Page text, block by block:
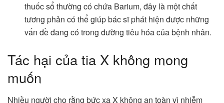
thuốc sổ thường có chứa Barium, đây là một chất
tương phản có thể giúp bác sĩ phát hiện được những
vấn đề đang có trong đường tiêu hóa của bệnh nhân.
Tác hại của tia X không mong
muốn
Nhiều người cho rằng bức xạ X không an toàn vì nhiễm